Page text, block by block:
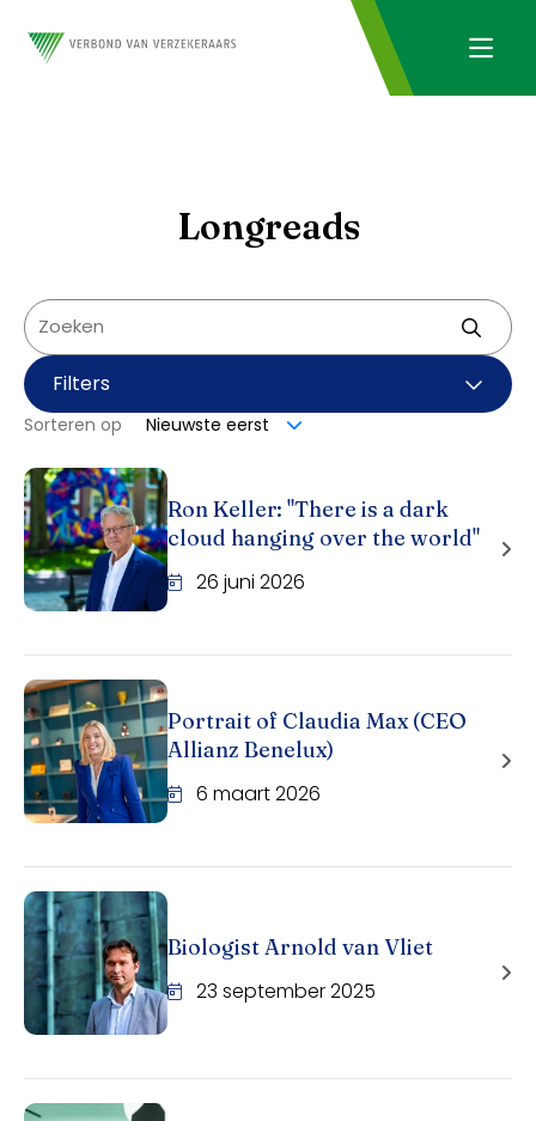
Longreads
Filters
Sorteren op Nieuwste eerst
Ron Keller: "There is a dark
cloud hanging over the world"
26 juni 2026
Portrait of Claudia Max (CEO
Allianz Benelux)
6 maart 2026
Biologist Arnold van Vliet
23 september 2025